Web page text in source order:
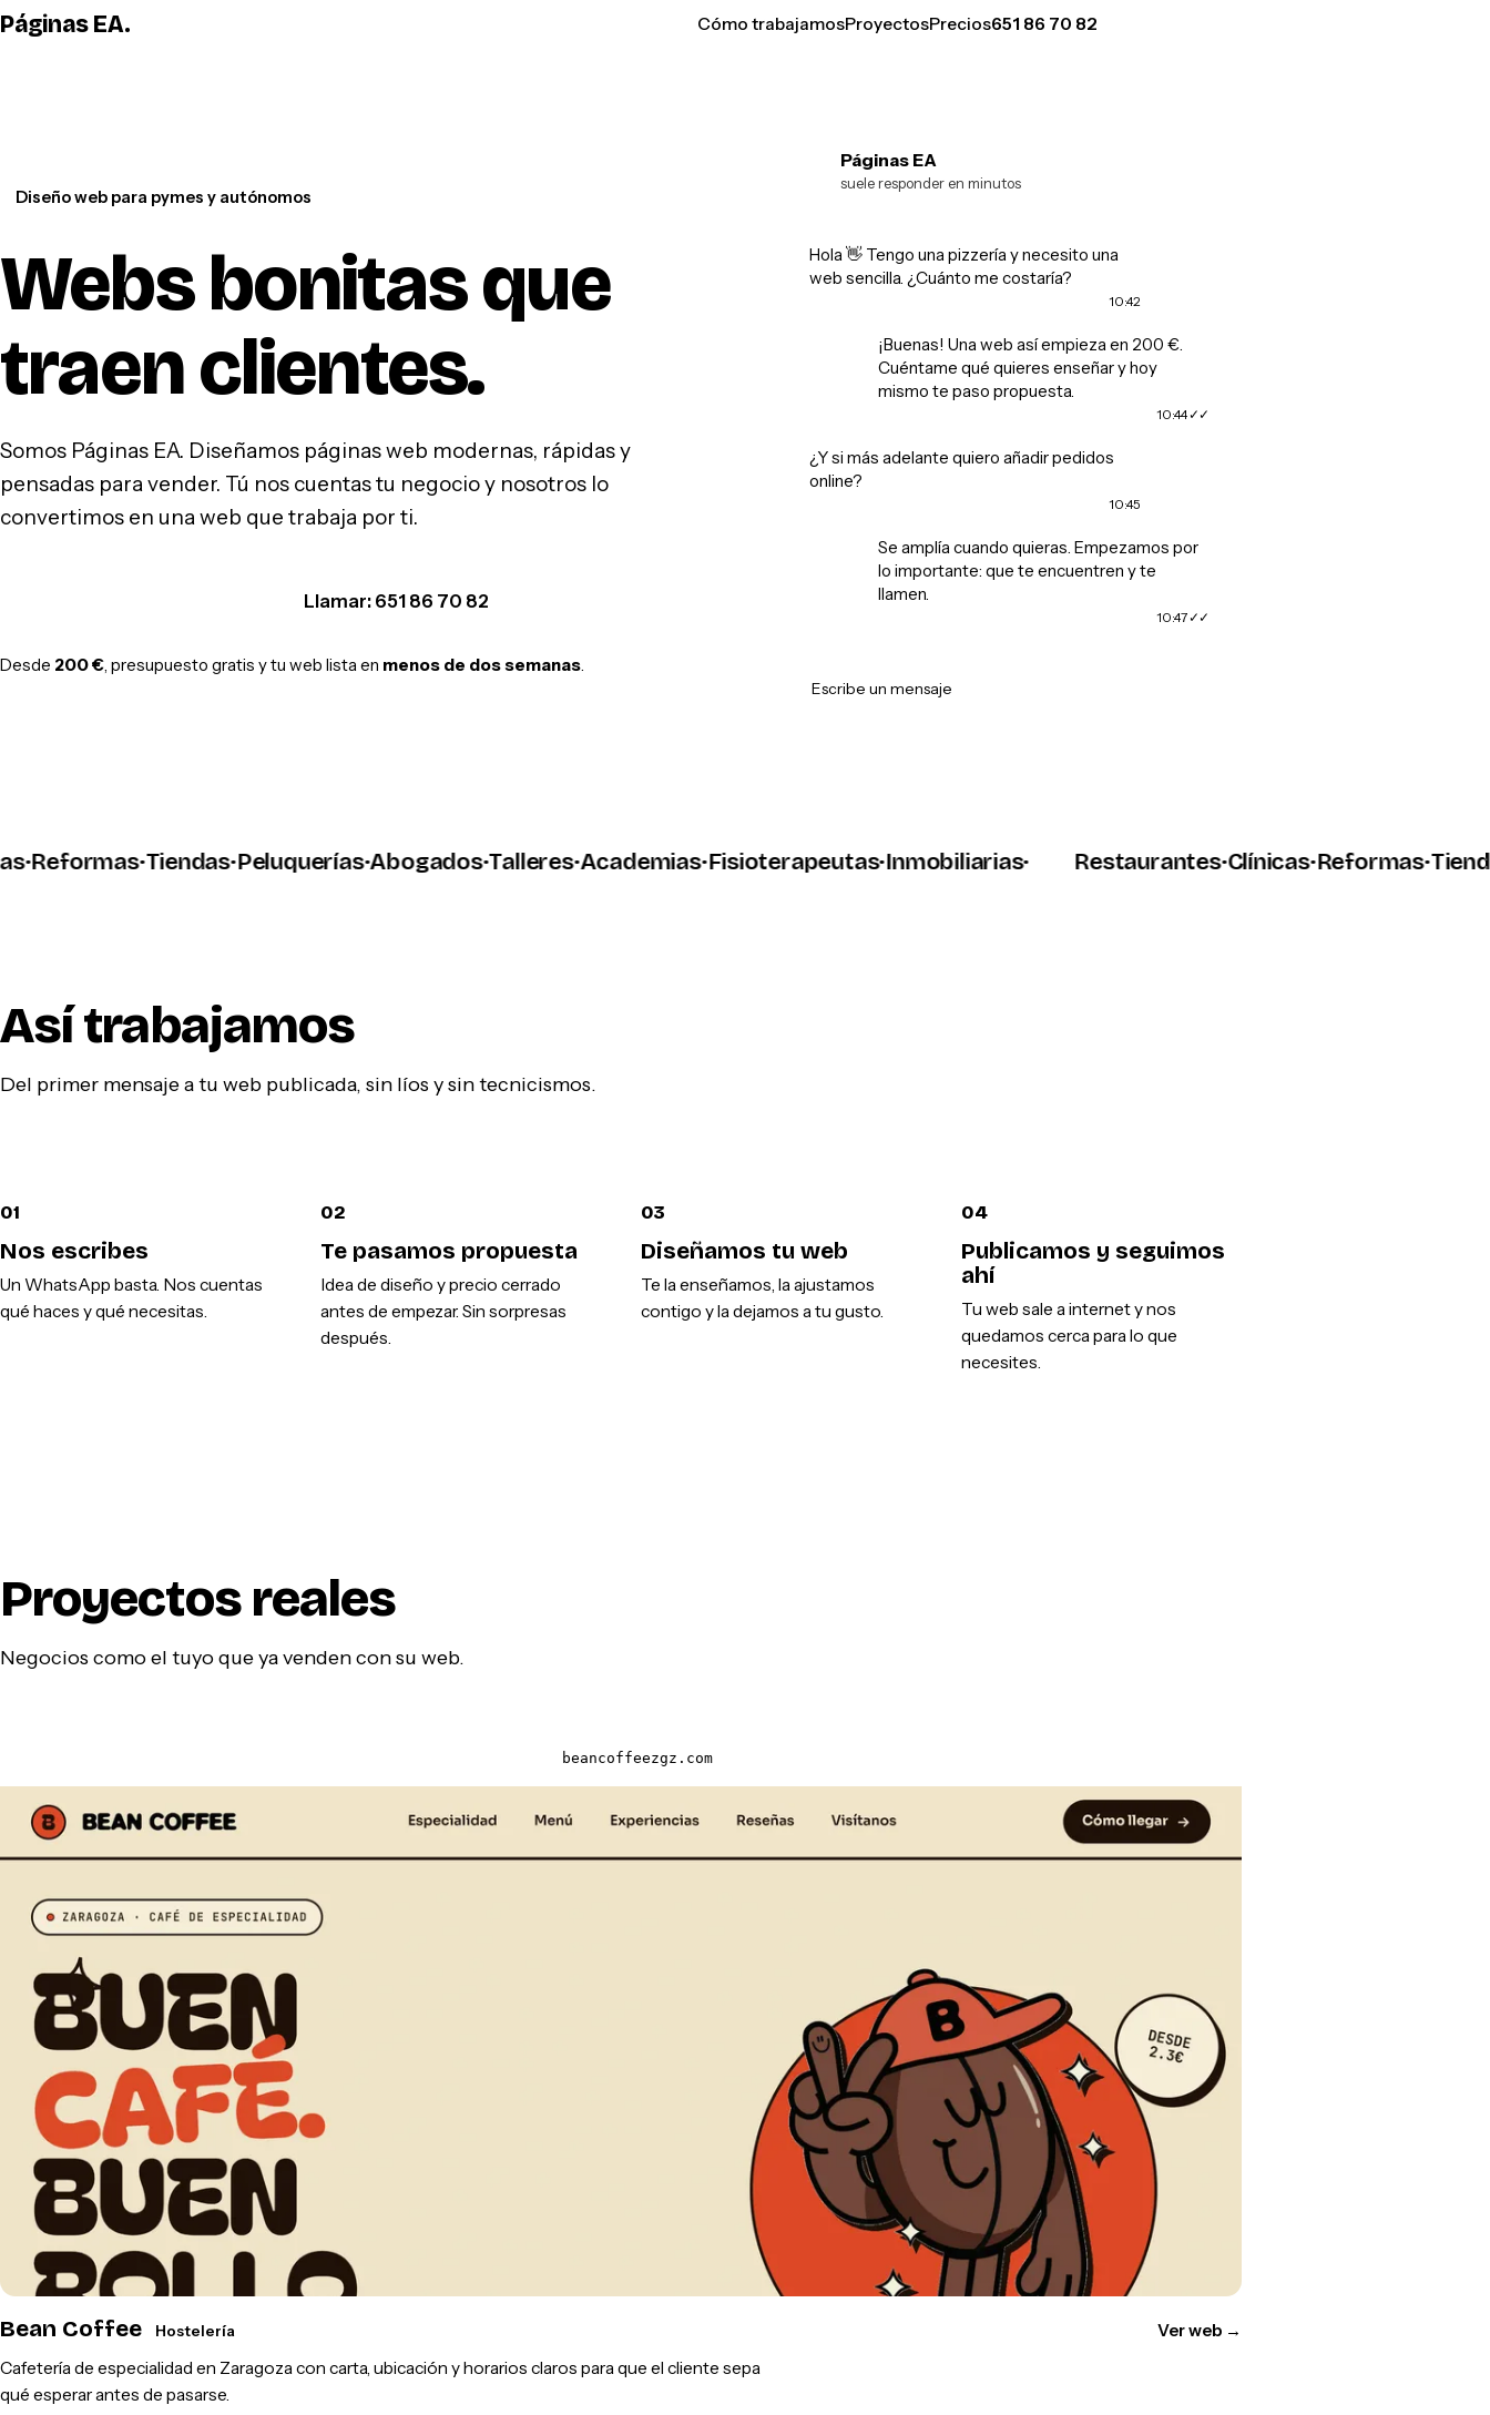
Páginas EA. Cómo trabajamosProyectosPrecios651 86 70 82
Diseño web para pymes y autónomos
Webs bonitas que
traen clientes.
Somos Páginas EA. Diseñamos páginas web modernas, rápidas y
pensadas para vender. Tú nos cuentas tu negocio y nosotros lo
convertimos en una web que trabaja por ti.
Llamar: 651 86 70 82
Desde 200 €, presupuesto gratis y tu web lista en menos de dos semanas.
Páginas EA
suele responder en minutos
Hola 👋 Tengo una pizzería y necesito una
web sencilla. ¿Cuánto me costaría?
10:42
¡Buenas! Una web así empieza en 200 €.
Cuéntame qué quieres enseñar y hoy
mismo te paso propuesta.
10:44
¿Y si más adelante quiero añadir pedidos
online?
10:45
Se amplía cuando quieras. Empezamos por
lo importante: que te encuentren y te
llamen.
10:47
Escribe un mensaje
·Tiendas·Peluquerías·Abogados·Talleres·Academias·Fisioterapeutas·Inmobiliarias· Restaurantes·Clínicas·Reformas·Tiendas·
Así trabajamos
Del primer mensaje a tu web publicada, sin líos y sin tecnicismos.
01
Nos escribes
Un WhatsApp basta. Nos cuentas
qué haces y qué necesitas.
02
Te pasamos propuesta
Idea de diseño y precio cerrado
antes de empezar. Sin sorpresas
después.
03
Diseñamos tu web
Te la enseñamos, la ajustamos
contigo y la dejamos a tu gusto.
04
Publicamos y seguimos
ahí
Tu web sale a internet y nos
quedamos cerca para lo que
necesites.
Proyectos reales
Negocios como el tuyo que ya venden con su web.
beancoffeezgz.com
Bean Coffee Hostelería Ver web →
Cafetería de especialidad en Zaragoza con carta, ubicación y horarios claros para que el cliente sepa
qué esperar antes de pasarse.